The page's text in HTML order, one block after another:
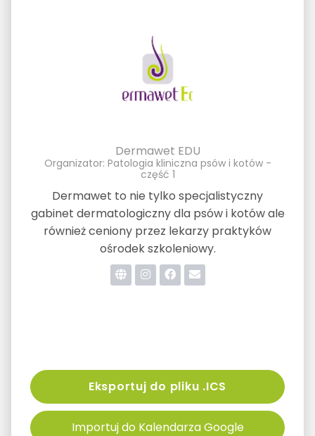
Dermawet EDU
Organizator: Patologia kliniczna psów i kotów -
część 1
Dermawet to nie tylko specjalistyczny
gabinet dermatologiczny dla psów i kotów ale
również ceniony przez lekarzy praktyków
ośrodek szkoleniowy.
Eksportuj do pliku .ICS
Importuj do Kalendarza Google